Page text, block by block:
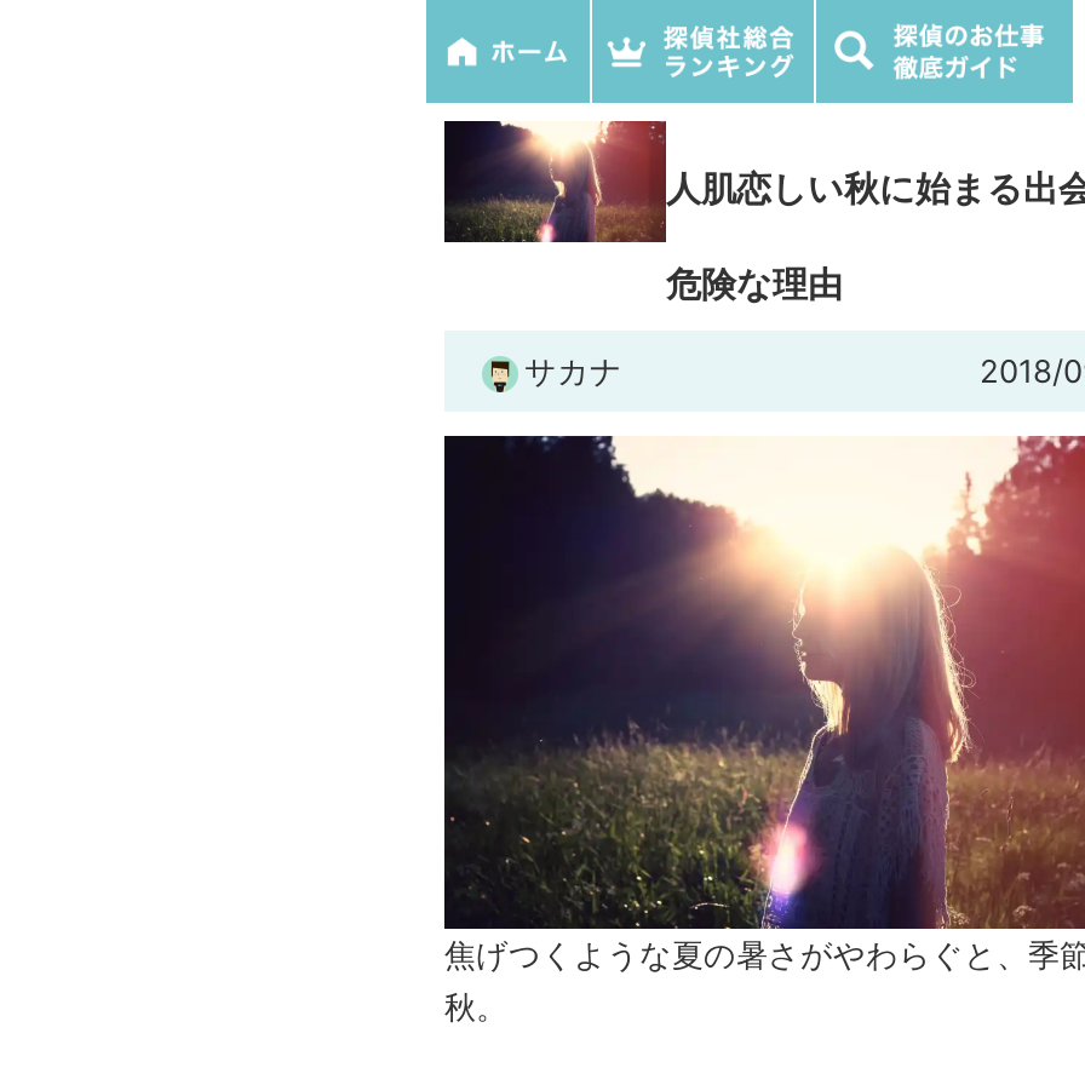
人肌恋しい秋に始まる出
危険な理由
サカナ 2018/
焦げつくような夏の暑さがやわらぐと、季
秋。